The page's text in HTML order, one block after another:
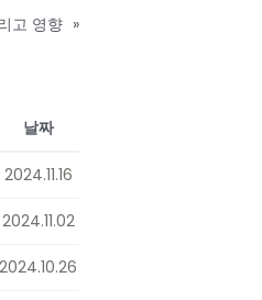
고 영향 »
날짜
2024.11.16
2024.11.02
2024.10.26